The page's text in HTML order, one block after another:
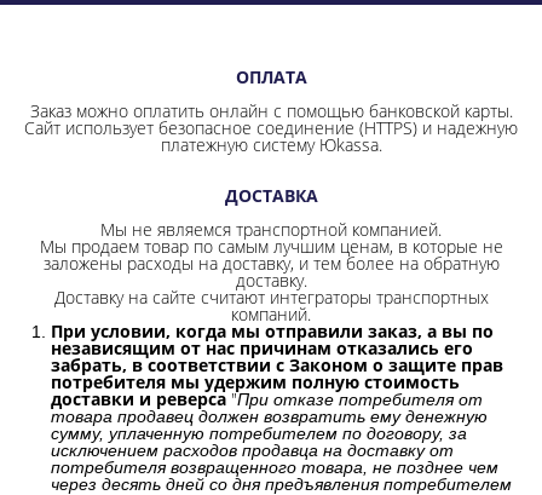
ОПЛАТА
Заказ можно оплатить онлайн с помощью банковской карты.
Сайт использует безопасное соединение (HTTPS) и надежную
платежную систему Юkassa.
ДОСТАВКА
Мы не являемся транспортной компанией.
Мы продаем товар по самым лучшим ценам, в которые не
заложены расходы на доставку, и тем более на обратную
доставку.
Доставку на сайте считают интеграторы транспортных
компаний.
При условии, когда мы отправили заказ, а вы по
независящим от нас причинам отказались его
забрать, в соответствии с Законом о защите прав
потребителя мы удержим полную стоимость
доставки и реверса "При отказе потребителя от
товара продавец должен возвратить ему денежную
сумму, уплаченную потребителем по договору, за
исключением расходов продавца на доставку от
потребителя возвращенного товара, не позднее чем
через десять дней со дня предъявления потребителем